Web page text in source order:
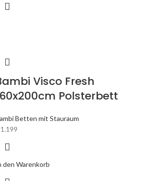
Visco Fresh
Polsterbett
Betten mit Stauraum
1.199
den Warenkorb